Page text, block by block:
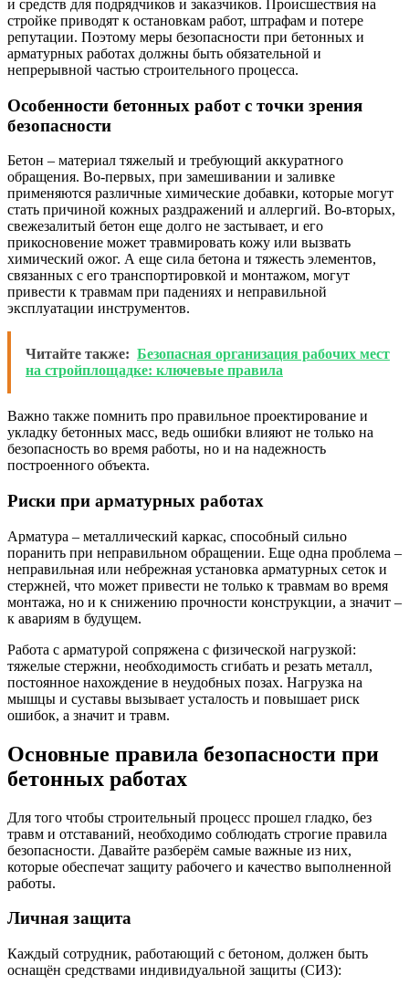
и средств для подрядчиков и заказчиков. Происшествия на
стройке приводят к остановкам работ, штрафам и потере
репутации. Поэтому меры безопасности при бетонных и
арматурных работах должны быть обязательной и
непрерывной частью строительного процесса.
Особенности бетонных работ с точки зрения
безопасности
Бетон – материал тяжелый и требующий аккуратного
обращения. Во-первых, при замешивании и заливке
применяются различные химические добавки, которые могут
стать причиной кожных раздражений и аллергий. Во-вторых,
свежезалитый бетон еще долго не застывает, и его
прикосновение может травмировать кожу или вызвать
химический ожог. А еще сила бетона и тяжесть элементов,
связанных с его транспортировкой и монтажом, могут
привести к травмам при падениях и неправильной
эксплуатации инструментов.
Читайте также: Безопасная организация рабочих мест
на стройплощадке: ключевые правила
Важно также помнить про правильное проектирование и
укладку бетонных масс, ведь ошибки влияют не только на
безопасность во время работы, но и на надежность
построенного объекта.
Риски при арматурных работах
Арматура – металлический каркас, способный сильно
поранить при неправильном обращении. Еще одна проблема –
неправильная или небрежная установка арматурных сеток и
стержней, что может привести не только к травмам во время
монтажа, но и к снижению прочности конструкции, а значит –
к авариям в будущем.
Работа с арматурой сопряжена с физической нагрузкой:
тяжелые стержни, необходимость сгибать и резать металл,
постоянное нахождение в неудобных позах. Нагрузка на
мышцы и суставы вызывает усталость и повышает риск
ошибок, а значит и травм.
Основные правила безопасности при
бетонных работах
Для того чтобы строительный процесс прошел гладко, без
травм и отставаний, необходимо соблюдать строгие правила
безопасности. Давайте разберём самые важные из них,
которые обеспечат защиту рабочего и качество выполненной
работы.
Личная защита
Каждый сотрудник, работающий с бетоном, должен быть
оснащён средствами индивидуальной защиты (СИЗ):